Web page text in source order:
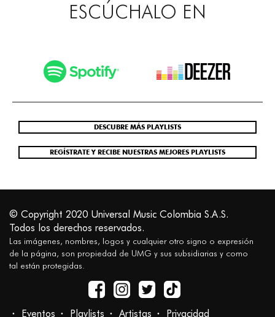
ESCÚCHALO EN
DESCUBRE MÁS PLAYLISTS
REGÍSTRATE Y RECIBE NUESTRAS MEJORES PLAYLISTS
© Copyright 2020 Universal Music Colombia S.A.S.
Todos los derechos reservados.
Las imágenes, nombres, logos y cualquier otro signo o expresión
de la página, son propiedad de UMG y sus subsidiarias y como
tal están protegidas.
Eventos Playlists Artistas Privacidad